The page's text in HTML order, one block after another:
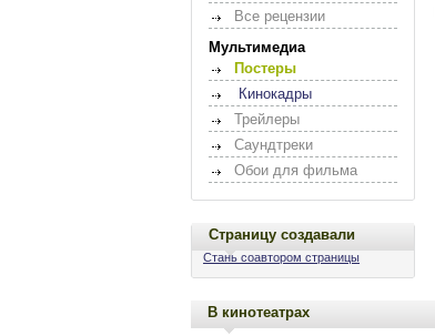
Все рецензии
Мультимедиа
Постеры
Кинокадры
Трейлеры
Саундтреки
Обои для фильма
Страницу создавали
Стань соавтором страницы
В кинотеатрах